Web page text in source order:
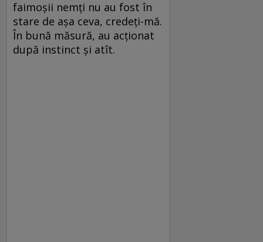
faimoșii nemți nu au fost în
stare de așa ceva, credeți-mă.
În bună măsură, au acționat
după instinct și atît.